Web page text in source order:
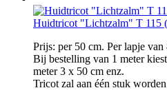
Huidtricot "Lichtzalm" T 115
Prijs: per 50 cm. Per lapje van
Bij bestelling van 1 meter
meter 3 x 50 cm enz.
Tricot zal aan één stuk